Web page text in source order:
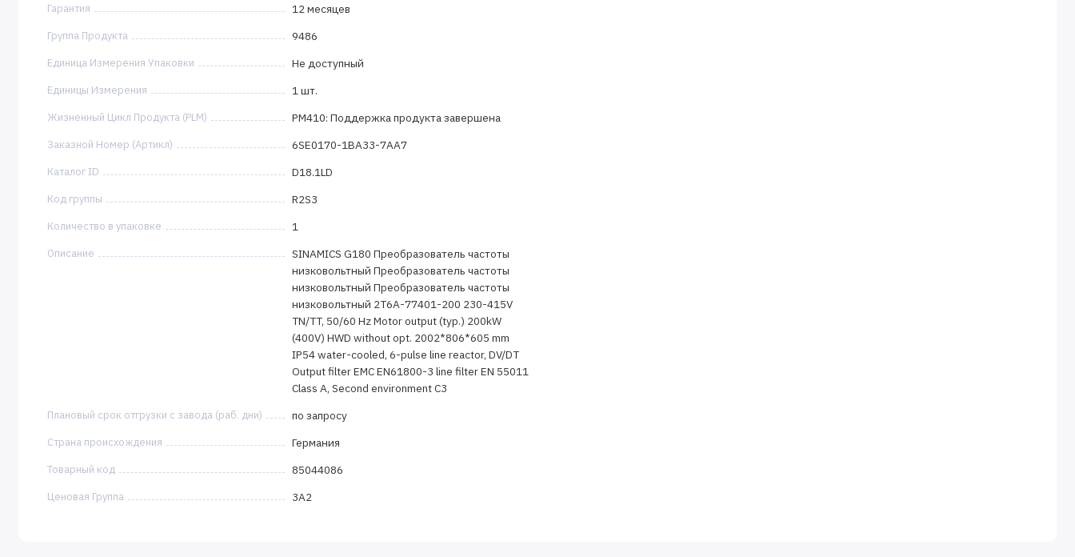
Гарантия 12 месяцев
Группа Продукта 9486
Единица Измерения Упаковки Не доступный
Единицы Измерения 1 шт.
Жизненный Цикл Продукта (PLM) PM410: Поддержка продукта завершена
Заказной Номер (Артикл) 6SE0170-1BA33-7AA7
Каталог ID D18.1LD
Код группы R2S3
Количество в упаковке 1
Описание
SINAMICS G180 Преобразователь частоты
низковольтный Преобразователь частоты
низковольтный Преобразователь частоты
низковольтный 2T6A-77401-200 230-415V
TN/TT, 50/60 Hz Motor output (typ.) 200kW
(400V) HWD without opt. 2002*806*605 mm
IP54 water-cooled, 6-pulse line reactor, DV/DT
Output filter EMC EN61800-3 line filter EN 55011
Class A, Second environment C3
Плановый срок отгрузки с завода (раб. дни) по запросу
Страна происхождения Германия
Товарный код 85044086
Ценовая Группа 3A2